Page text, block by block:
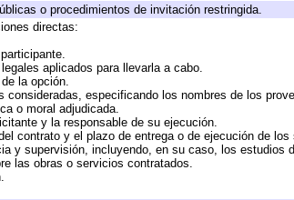
o procedimientos de invitación restringida.
directas:
aplicados para llevarla a cabo.
la opción.
especificando los nombres de los
o moral adjudicada.
y la responsable de su ejecución.
contrato y el plazo de entrega o de ejecución de los
y supervisión, incluyendo, en su caso, los estudios
las obras o servicios contratados.